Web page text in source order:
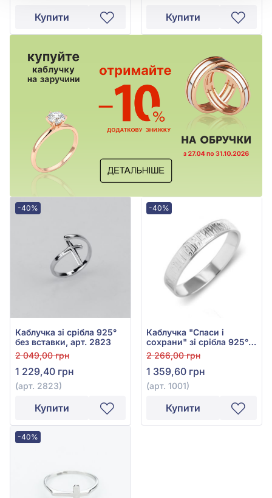
Купити Купити
-40%
Каблучка зі срібла 925°
без вставки, арт. 2823
2 049,00 грн
1 229,40 грн
(арт. 2823)
Купити
-40%
Каблучка "Спаси і
сохрани" зі срібла 925°,
без вставки, арт. 1001
2 266,00 грн
1 359,60 грн
(арт. 1001)
Купити
-40%